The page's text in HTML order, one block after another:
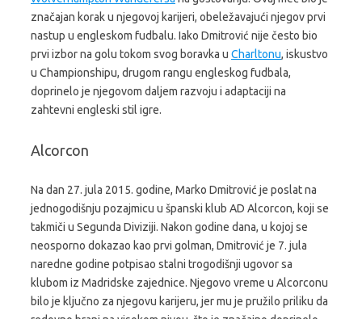
značajan korak u njegovoj karijeri, obeležavajući njegov prvi
nastup u engleskom fudbalu. Iako Dmitrović nije često bio
prvi izbor na golu tokom svog boravka u Charltonu, iskustvo
u Championshipu, drugom rangu engleskog fudbala,
doprinelo je njegovom daljem razvoju i adaptaciji na
zahtevni engleski stil igre.
Alcorcon
Na dan 27. jula 2015. godine, Marko Dmitrović je poslat na
jednogodišnju pozajmicu u španski klub AD Alcorcon, koji se
takmiči u Segunda Diviziji. Nakon godine dana, u kojoj se
neosporno dokazao kao prvi golman, Dmitrović je 7. jula
naredne godine potpisao stalni trogodišnji ugovor sa
klubom iz Madridske zajednice. Njegovo vreme u Alcorconu
bilo je ključno za njegovu karijeru, jer mu je pružilo priliku da